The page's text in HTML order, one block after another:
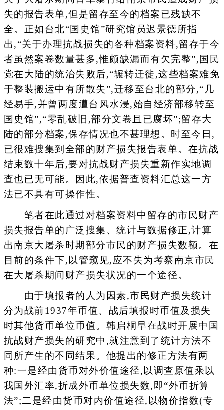
失的报告表单,但是留存至今的档案已残缺不
全。正如台北“国史馆”研究馆员迟景德所指
出,“关于办理抗战损失的各种档案资料,留存于今
者虽然案卷数量甚多,惟颇缺漏而有欠完整”,国民
党在大陆的统治失败后,“辗转迁徙,这些档案难免
于整装搬运中有所散失”,迁移至台北的部分,“几
经易手,并曾两度遭台风水浸,始自经济部移转至
国史馆”,“零乱破旧,部分文卷且已腐坏”;留存大
陆的部分档案,保存情况也不甚理想。时至今日,
已很难搜集到全部的财产损失报告表单。在抗战
结束数十年后,要对抗战财产损失重新作实地调
查也已无可能。因此,依据普查资料汇总这一方
法已不具有可操作性。
笔者在此通过对档案资料中留存的市民财产
损失报告单的广泛搜集、统计与数据修正,计算
出南京大屠杀时期部分市民的财产损失数额。在
目前的条件下,以管窥见,应不失为考察南京市民
在大屠杀期间财产损失状况的一个途径。
由于填报者的人为因素,市民财产损失统计
分为战前1937年币值、战后填报时币值及损失
时其他货币单位币值。韩启桐早在战时开展中国
抗战财产损失的研究中,就注意到了统计方法不
同所产生的不同结果。他提出的修正方法有两
种:一是经由货币对外价值途径,以调查原值乘以
我国外汇率,折成外币单位损失数,即“外币折算
法”;二是经由货币对内价值途径,以物价指数(专